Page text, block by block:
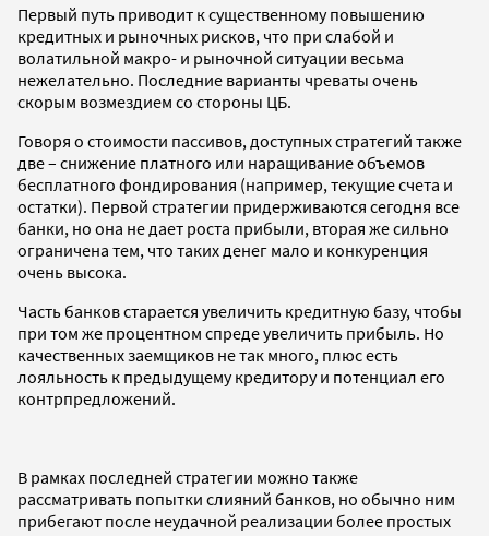
Первый путь приводит к существенному повышению
кредитных и рыночных рисков, что при слабой и
волатильной макро- и рыночной ситуации весьма
нежелательно. Последние варианты чреваты очень
скорым возмездием со стороны ЦБ.
Говоря о стоимости пассивов, доступных стратегий также
две – снижение платного или наращивание объемов
бесплатного фондирования (например, текущие счета и
остатки). Первой стратегии придерживаются сегодня все
банки, но она не дает роста прибыли, вторая же сильно
ограничена тем, что таких денег мало и конкуренция
очень высока.
Часть банков старается увеличить кредитную базу, чтобы
при том же процентном спреде увеличить прибыль. Но
качественных заемщиков не так много, плюс есть
лояльность к предыдущему кредитору и потенциал его
контрпредложений.
В рамках последней стратегии можно также
рассматривать попытки слияний банков, но обычно ним
прибегают после неудачной реализации более простых